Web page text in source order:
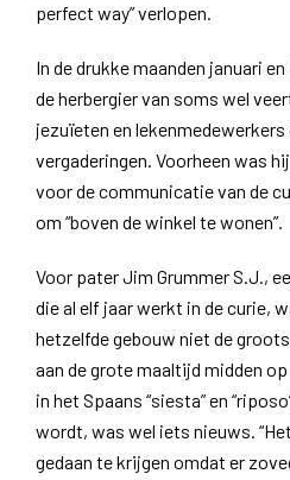
perfect way” verlopen.
In de drukke maanden januari
de herbergier van soms wel
jezuïeten en
vergaderingen. Voorheen was
voor de communicatie van de
om “boven de winkel te wonen”.
Voor pater Jim Grummer S.J.,
die al elf jaar werkt in de curie,
hetzelfde gebouw niet de
aan de grote maaltijd midden
in het Spaans “siesta” en
wordt, was wel iets nieuws.
gedaan te krijgen omdat er